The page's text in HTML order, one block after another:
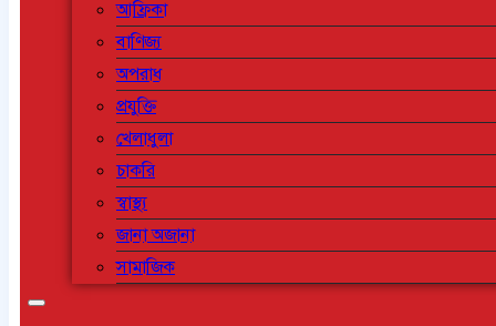
আফ্রিকা
বাণিজ্য
অপরাধ
প্রযুক্তি
খেলাধুলা
চাকরি
স্বাস্থ্য
জানা অজানা
সামাজিক